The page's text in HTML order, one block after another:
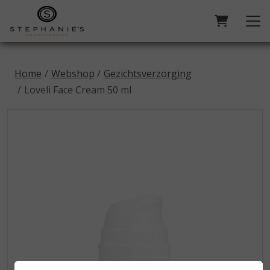
Home Webshop
Gezichtsverzorging
Loveli Face Cream 50 ml